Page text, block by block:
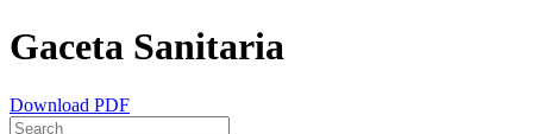
Gaceta Sanitaria
Download PDF